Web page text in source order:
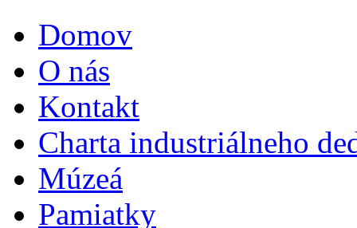
Domov
O nás
Kontakt
Charta industriálneho
Múzeá
Pamiatky